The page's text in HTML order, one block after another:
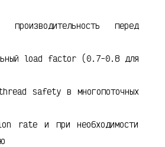
производительность перед
load factor (0.7-0.8 для
safety в многопоточных
rate и при необходимости